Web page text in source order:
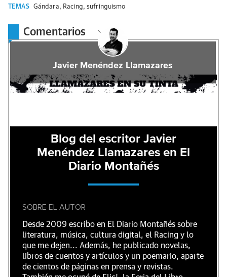
TEMAS Gándara, Racing,sufringuismo
Comentarios
Javier Menéndez Llamazares
Blog del escritor Javier
Menéndez Llamazares en El
Diario Montañés
SOBRE EL AUTOR
Desde 2009 escribo en El Diario Montañés sobre
literatura, música, cultura digital, el Racing y lo
que me dejen... Además, he publicado novelas,
libros de cuentos y artículos y un poemario, aparte
de cientos de páginas en prensa y revistas.